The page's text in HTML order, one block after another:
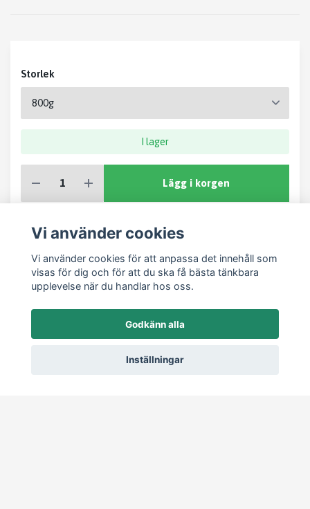
Storlek
I lager
Lägg i korgen
Läs mer
Vi använder cookies
Vi använder cookies för att anpassa det innehåll som
visas för dig och för att du ska få bästa tänkbara
upplevelse när du handlar hos oss.
Godkänn alla
Inställningar